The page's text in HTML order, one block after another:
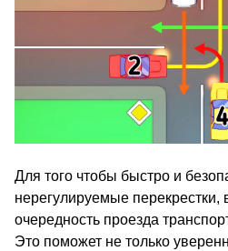
Для того чтобы быстро и
нерегулируемые перекрестки,
очередность проезда
Это поможет не только